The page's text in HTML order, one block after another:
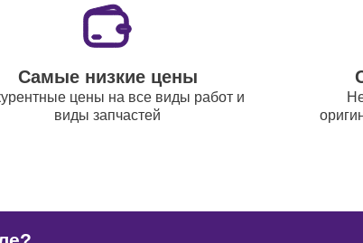
110
DJ-
110 от 8800
Самые низкие цены
цены на все виды работ и
виды запчастей